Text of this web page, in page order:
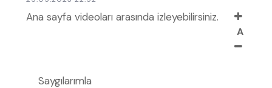
A
Ana sayfa videoları arasında izleyebilirsiniz.
Saygılarımla